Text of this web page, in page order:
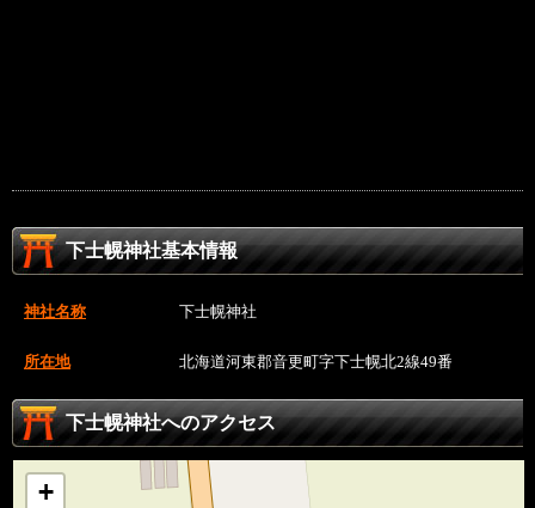
下士幌神社基本情報
神社名称 下士幌神社
所在地 北海道河東郡音更町字下士幌北2線49番
下士幌神社へのアクセス
+